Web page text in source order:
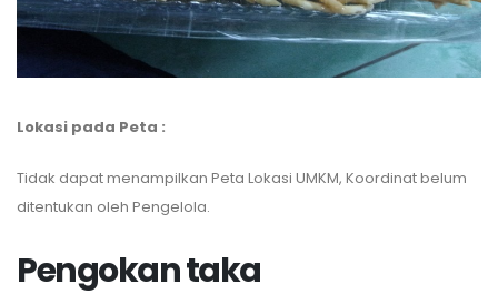
Pengokan taka
Lokasi pada Peta :
Tidak dapat menampilkan Peta Lokasi UMKM, Koordinat belum
ditentukan oleh Pengelola.